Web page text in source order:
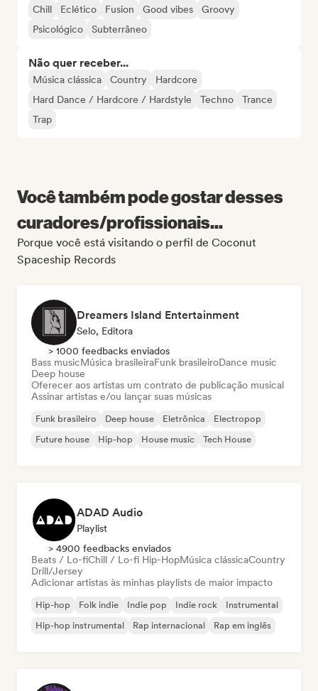
Chill Eclético Fusion Good vibes
Groovy
Psicológico
Subterrâneo
Não quer receber...
Música clássica Country
Hardcore
Hard Dance / Hardcore / Hardstyle
Techno
Trance
Trap
Você também pode gostar desses
curadores/profissionais...
Porque você está visitando o perfil de Coconut
Spaceship Records
Dreamers Island Entertainment
Selo, Editora
> 1000 feedbacks enviados
Bass musicMúsica brasileiraFunk brasileiroDance music
Deep house
Oferecer aos artistas um contrato de publicação musical
Assinar artistas e/ou lançar suas músicas
Funk brasileiro Deep house Eletrônica
Electropop
Future house
Hip-hop House music Tech House
ADAD Audio
Playlist
> 4900 feedbacks enviados
Beats / Lo-fiChill / Lo-fi Hip-HopMúsica clássicaCountry
Drill/Jersey
Adicionar artistas às minhas playlists de maior impacto
Hip-hop Folk indie Indie pop Indie rock
Instrumental
Hip-hop instrumental
Rap internacional Rap em inglês